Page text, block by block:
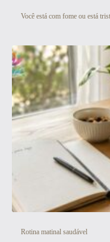
Você está com fome ou está
Rotina matinal saudável